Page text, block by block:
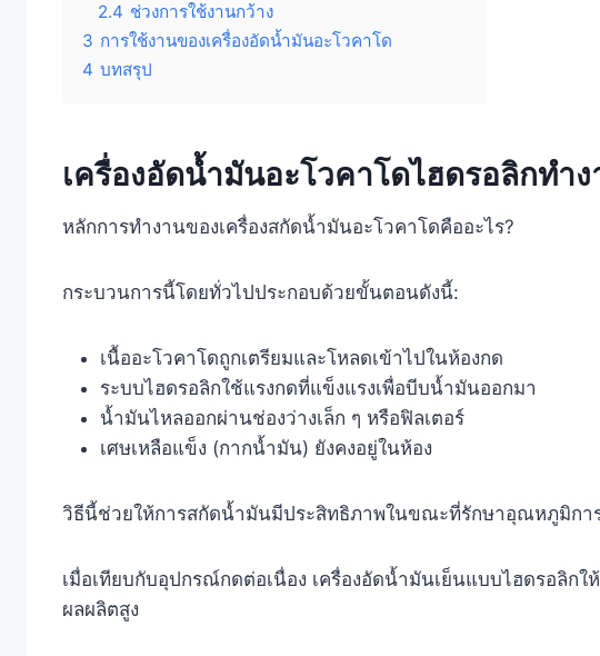
2.4 ช่วงการใช้งานกว้าง
3 การใช้งานของเครื่องอัดน้ำมันอะโวคาโด
4 บทสรุป
เครื่องอัดน้ำมันอะโวคาโดไฮดรอลิกทำง
หลักการทำงานของเครื่องสกัดน้ำมันอะโวคาโดคืออะไร?
กระบวนการนี้โดยทั่วไปประกอบด้วยขั้นตอนดังนี้:
เนื้ออะโวคาโดถูกเตรียมและโหลดเข้าไปในห้องกด
ระบบไฮดรอลิกใช้แรงกดที่แข็งแรงเพื่อบีบน้ำมันออกมา
น้ำมันไหลออกผ่านช่องว่างเล็ก ๆ หรือฟิลเตอร์
เศษเหลือแข็ง (กากน้ำมัน) ยังคงอยู่ในห้อง
วิธีนี้ช่วยให้การสกัดน้ำมันมีประสิทธิภาพในขณะที่รักษาอุณหภูมิกา
เมื่อเทียบกับอุปกรณ์กดต่อเนื่อง เครื่องอัดน้ำมันเย็นแบบไฮดรอลิ
ผลผลิตสูง